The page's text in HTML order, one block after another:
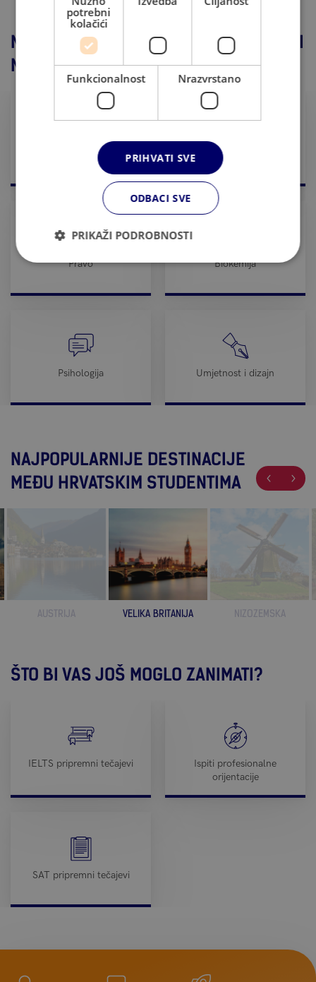
NAJPOPULARNIJI STUDIJSKI PROGRAMI
MEĐU HRVATSKIM STUDENTIMA
Ekonomija Business
Pravo Biokemija
Psihologija Umjetnost i dizajn
NAJPOPULARNIJE DESTINACIJE
MEĐU HRVATSKIM STUDENTIMA
AUSTRIJA VELIKA BRITANIJA NIZOZEMSKA
ŠTO BI VAS JOŠ MOGLO ZANIMATI?
IELTS pripremni tečajevi
Ispiti profesionalne
orijentacije
SAT pripremni tečajevi
potrebni
kolačići
Funkcionalnost Nrazvrstano
PRIHVATI SVE
ODBACI SVE
PRIKAŽI PODROBNOSTI